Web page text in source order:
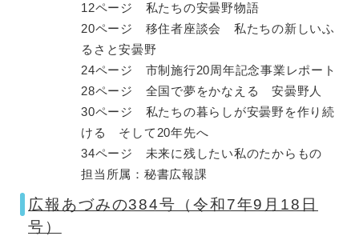
12ページ 私たちの安曇野物語
20ページ 移住者座談会 私たちの新しいふ
るさと安曇野
24ページ 市制施行20周年記念事業レポート
28ページ 全国で夢をかなえる 安曇野人
30ページ 私たちの暮らしが安曇野を作り続
ける そして20年先へ
34ページ 未来に残したい私のたからもの
担当所属：秘書広報課
広報あづみの384号（令和7年9月18日
号）